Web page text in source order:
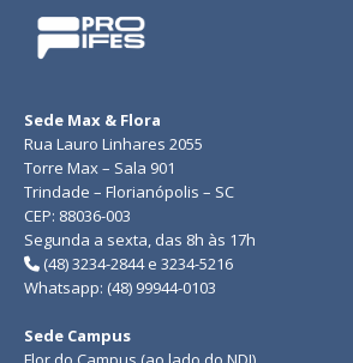
Sede Max & Flora
Rua Lauro Linhares 2055
Torre Max – Sala 901
Trindade – Florianópolis – SC
CEP: 88036-003
Segunda a sexta, das 8h às 17h
(48) 3234-2844 e 3234-5216
Whatsapp: (48) 99944-0103
Sede Campus